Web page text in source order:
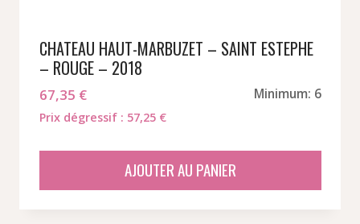
CHATEAU HAUT-MARBUZET – SAINT ESTEPHE
– ROUGE – 2018
67,35 € Minimum: 6
Prix dégressif : 57,25 €
AJOUTER AU PANIER